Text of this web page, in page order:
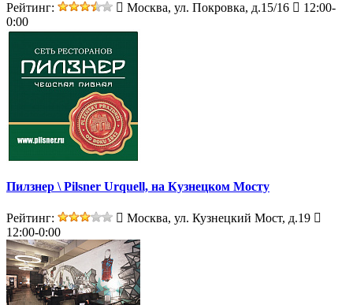
Рейтинг: Москва, ул. Покровка, д.15/16
12:00-
0:00
Пилзнер \ Pilsner Urquell, на Кузнецком Мосту
Рейтинг:
Москва, ул. Кузнецкий Мост, д.19
12:00-0:00